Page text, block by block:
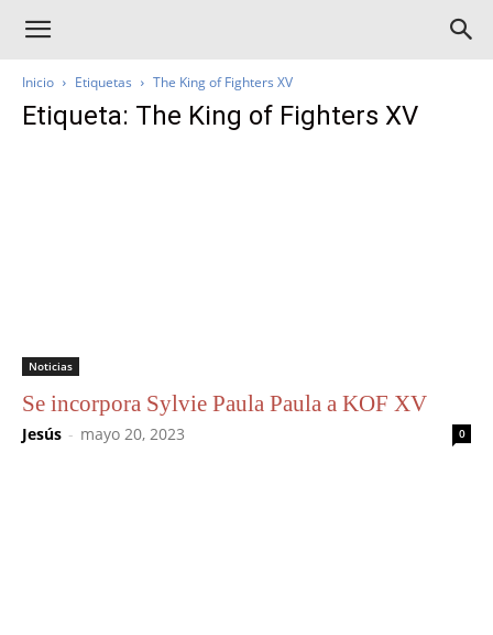
Inicio Etiquetas The King of Fighters XV
Etiqueta: The King of Fighters XV
Noticias
Se incorpora Sylvie Paula Paula a KOF XV
Jesús - mayo 20, 2023 0